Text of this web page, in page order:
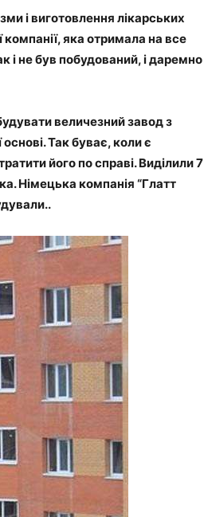
і виготовлення лікарських
компанії, яка отримала на все
і не був побудований, і даремно
величезний завод з
Так буває, коли є
його по справі. Виділили 7
Німецька компанія “Глатт